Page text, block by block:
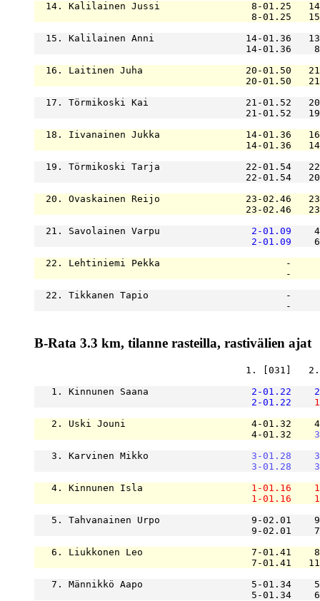
14. Kalilainen Jussi                8-01.25
8-01.25
15. Kalilainen Anni                14-01.36
14-01.36
16. Laitinen Juha                  20-01.50
20-01.50
17. Törmikoski Kai                 21-01.52
21-01.52
18. Iivanainen Jukka               14-01.36
14-01.36
19. Törmikoski Tarja               22-01.54
22-01.54
20. Ovaskainen Reijo               23-02.46
23-02.46
  21. Savolainen Varpu
2-01.09
2-01.09
22. Lehtiniemi Pekka                      -
-
22. Tikkanen Tapio                        -
-
B-Rata 3.3 km, tilanne rasteilla, rastivälien ajat
1. [031]
   1. Kinnunen Saana
2-01.22
2-01.22
2. Uski Jouni                      4-01.32
                                      4-01.32
   3. Karvinen Mikko
3-01.28
3-01.28
   4. Kinnunen Isla
1-01.16
1-01.16
5. Tahvanainen Urpo                9-02.01
9-02.01
6. Liukkonen Leo                   7-01.41
7-01.41
7. Männikkö Aapo                   5-01.34
5-01.34